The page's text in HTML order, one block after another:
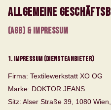
Allgemeine
(AGB) & Impressum
1. Impressum (Diensteanbieter)
Firma: Textilewerkstatt XO OG
Marke: DOKTOR JEANS
Sitz: Alser Straße 39, 1080